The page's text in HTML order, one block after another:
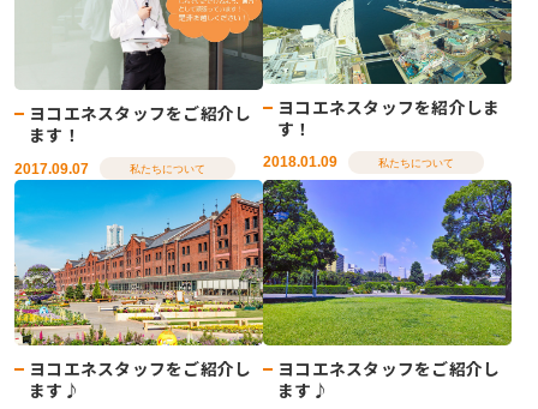
ヨコエネスタッフをご紹介し
ます！
2017.09.07 私たちについて
ヨコエネスタッフを紹介しま
す！
2018.01.09 私たちについて
ヨコエネスタッフをご紹介し
ます♪
ヨコエネスタッフをご紹介し
ます♪